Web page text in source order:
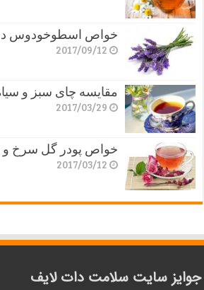
خواص اسطوخودوس
2017/09/12
مقایسه چای سبز و
2017/03/29
خواص پودر گل سرخ
2017/03/12
جوایز سایت سلامت دات لایف